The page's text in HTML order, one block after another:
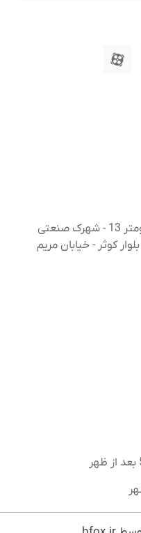
تهران - جاده خاوران - کیلومتر 13 - شهرک صنعتی
کوثر - خیابان مریم